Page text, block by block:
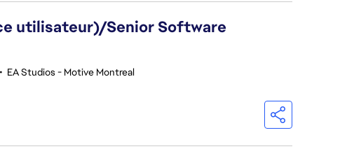
utilisateur)/Senior Software
• EA Studios - Motive Montreal